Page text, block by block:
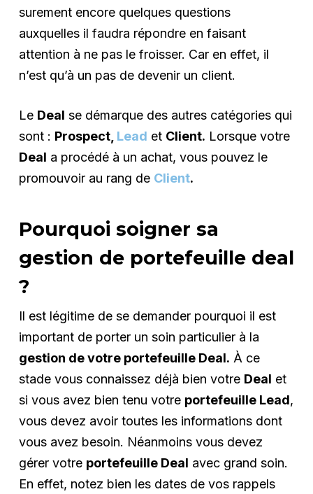
surement encore quelques questions
auxquelles il faudra répondre en faisant
attention à ne pas le froisser. Car en effet, il
n’est qu’à un pas de devenir un client.
Le Deal se démarque des autres catégories qui
sont : Prospect, Lead et Client. Lorsque votre
Deal a procédé à un achat, vous pouvez le
promouvoir au rang de Client.
Pourquoi soigner sa
gestion de portefeuille deal
?
Il est légitime de se demander pourquoi il est
important de porter un soin particulier à la
gestion de votre portefeuille Deal. À ce
stade vous connaissez déjà bien votre Deal et
si vous avez bien tenu votre portefeuille Lead,
vous devez avoir toutes les informations dont
vous avez besoin. Néanmoins vous devez
gérer votre portefeuille Deal avec grand soin.
En effet, notez bien les dates de vos rappels